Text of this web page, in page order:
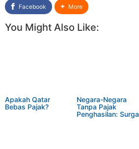
Facebook More
You Might Also Like:
Apakah Qatar
Bebas Pajak?
Negara-Negara
Tanpa Pajak
Penghasilan: Surga